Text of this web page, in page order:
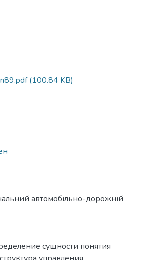
(100.84 KB)
автомобільно-дорожній
сущности понятия